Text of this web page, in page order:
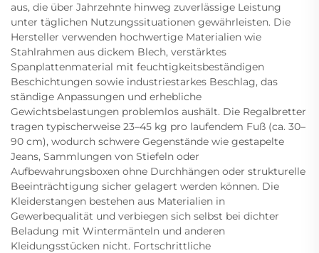
aus, die über Jahrzehnte hinweg zuverlässige Leistung
unter täglichen Nutzungssituationen gewährleisten. Die
Hersteller verwenden hochwertige Materialien wie
Stahlrahmen aus dickem Blech, verstärktes
Spanplattenmaterial mit feuchtigkeitsbeständigen
Beschichtungen sowie industriestarkes Beschlag, das
ständige Anpassungen und erhebliche
Gewichtsbelastungen problemlos aushält. Die Regalbretter
tragen typischerweise 23–45 kg pro laufendem Fuß (ca. 30–
90 cm), wodurch schwere Gegenstände wie gestapelte
Jeans, Sammlungen von Stiefeln oder
Aufbewahrungsboxen ohne Durchhängen oder strukturelle
Beeinträchtigung sicher gelagert werden können. Die
Kleiderstangen bestehen aus Materialien in
Gewerbequalität und verbiegen sich selbst bei dichter
Beladung mit Wintermänteln und anderen
Kleidungsstücken nicht. Fortschrittliche